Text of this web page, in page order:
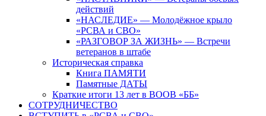
действий
«НАСЛЕДИЕ» — Молодёжное крыло
«РСВА и СВО»
«РАЗГОВОР ЗА ЖИЗНЬ» — Встречи
ветеранов в штабе
Историческая справка
Книга ПАМЯТИ
Памятные ДАТЫ
Краткие итоги 13 лет в ВООВ «ББ»
СОТРУДНИЧЕСТВО